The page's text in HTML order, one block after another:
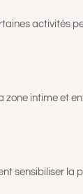
activités
intime et
sensibiliser la